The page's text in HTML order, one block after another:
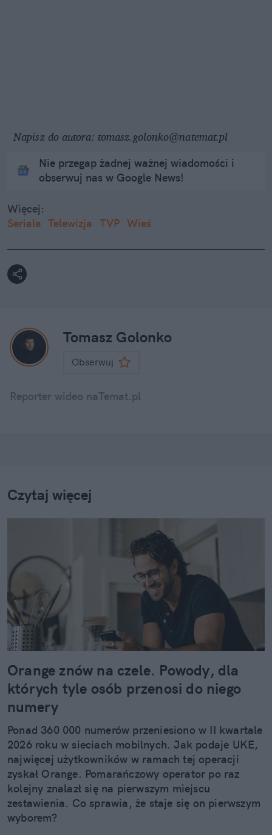
Napisz do autora: tomasz.golonko@natemat.pl
Nie przegap żadnej ważnej wiadomości i
obserwuj nas w Google News!
Więcej:
Seriale Telewizja TVP Wieś
Tomasz Golonko
Obserwuj
Reporter wideo naTemat.pl
Czytaj więcej
Orange znów na czele. Powody, dla
których tyle osób przenosi do niego
numery
Ponad 360 000 numerów przeniesiono w II kwartale
2026 roku w sieciach mobilnych. Jak podaje UKE,
najwięcej użytkowników w ramach tej operacji
zyskał Orange. Pomarańczowy operator po raz
kolejny znalazł się na pierwszym miejscu
zestawienia. Co sprawia, że staje się on pierwszym
wyborem?